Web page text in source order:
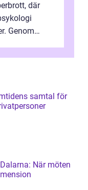
där
Genom
När möten